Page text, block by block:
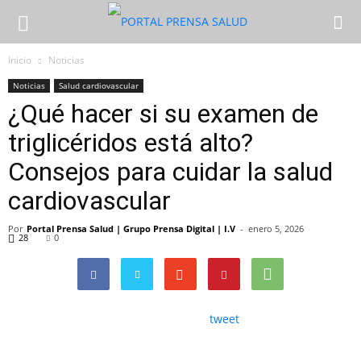
Inicio Noticias
Noticias Salud cardiovascular
¿Qué hacer si su examen de
triglicéridos está alto?
Consejos para cuidar la salud
cardiovascular
Por Portal Prensa Salud | Grupo Prensa Digital | I.V - enero 5, 2026
28 0
tweet